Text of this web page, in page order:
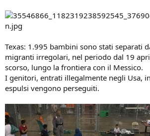
Texas: 1.995 bambini sono stati separati
migranti irregolari, nel periodo dal 19
scorso, lungo la frontiera con il Messico.
I genitori, entrati illegalmente negli Usa,
espulsi vengono perseguiti.